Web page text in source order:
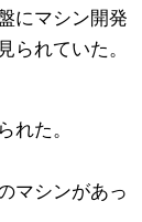
にマシン開発
られていた。
れた。
マシンがあっ